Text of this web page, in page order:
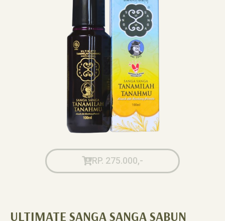
RP. 275.000,-
ULTIMATE SANGA SANGA SABUN